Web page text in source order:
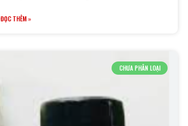
ĐỌC THÊM »
CHƯA PHÂN LOẠI